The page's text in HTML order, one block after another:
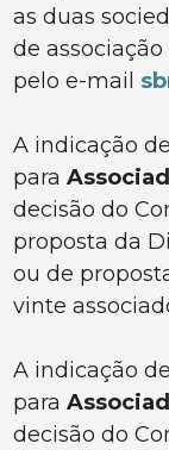
as duas
de associação
pelo e-mail
A indicação
para
decisão do
proposta da
ou de
vinte
A indicação
para
decisão do